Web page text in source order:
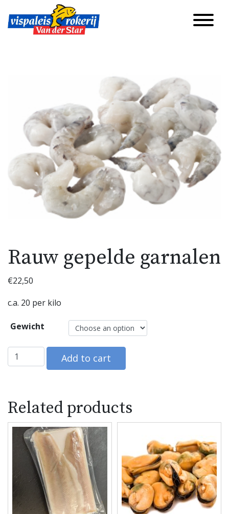
Rauw gepelde garnalen
€22,50
c.a. 20 per kilo
Gewicht
Rauw gepelde garnalen quantity
Add to cart
Related products